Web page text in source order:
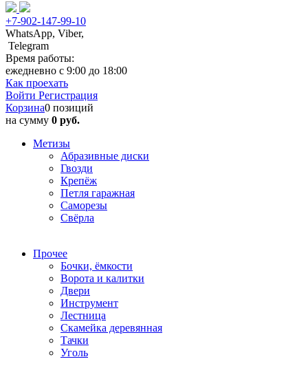
+7-902-147-99-10
WhatsApp, Viber,
Telegram
Время работы:
ежедневно с 9:00 до 18:00
Как проехать
Войти Регистрация
Корзина0 позиций
на сумму 0 руб.
Метизы
Абразивные диски
Гвозди
Крепёж
Петля гаражная
Саморезы
Свёрла
Прочее
Бочки, ёмкости
Ворота и калитки
Двери
Инструмент
Лестница
Скамейка деревянная
Тачки
Уголь